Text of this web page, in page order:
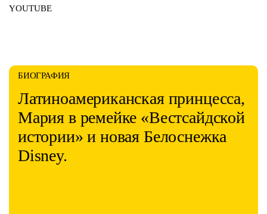
YOUTUBE
БИОГРАФИЯ
Латиноамериканская принцесса,
Мария в ремейке «Вестсайдской
истории» и новая Белоснежка
Disney.